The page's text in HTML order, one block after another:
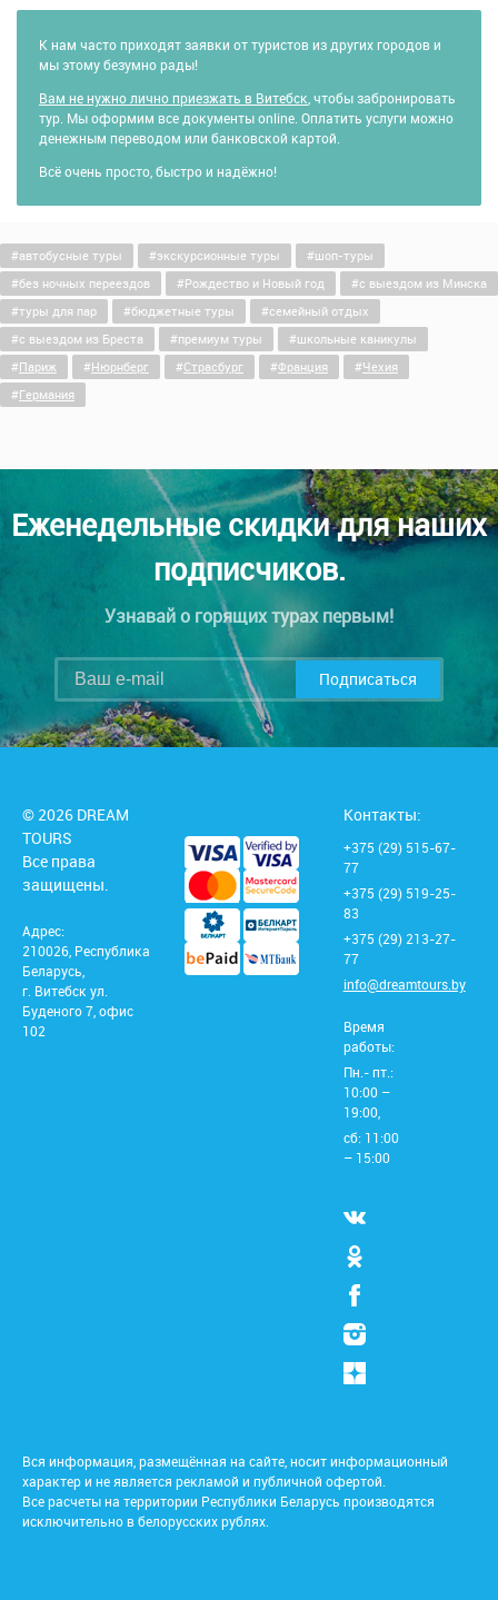
К нам часто приходят заявки от туристов из других городов и
мы этому безумно рады!
Вам не нужно лично приезжать в Витебск , чтобы забронировать
тур. Мы оформим все документы online. Оплатить услуги можно
денежным переводом или банковской картой.
Всё очень просто, быстро и надёжно!
автобусные туры экскурсионные туры
шоп-туры
без ночных переездов
Рождество и Новый год
c выездом из Минска
туры для пар
бюджетные туры
семейный отдых
c выездом из Бреста
премиум туры
школьные каникулы
Париж
Нюрнберг Страсбург Франция
Чехия
Германия
Еженедельные скидки для наших
подписчиков.
Узнавай о горящих турах первым!
Подписаться
© 2026 DREAM
TOURS
Все права
защищены.
Адрес:
210026, Республика
Беларусь,
г. Витебск ул.
Буденого 7, офис
102
Контакты:
+375 (29) 515-67-
77
+375 (29) 519-25-
83
+375 (29) 213-27-
77
info@dreamtours.by
Время
работы:
Пн.- пт.:
10:00 –
19:00,
сб: 11:00
– 15:00
Вся информация, размещённая на сайте, носит информационный
характер и не является рекламой и публичной офертой.
Все расчеты на территории Республики Беларусь производятся
исключительно в белорусских рублях.